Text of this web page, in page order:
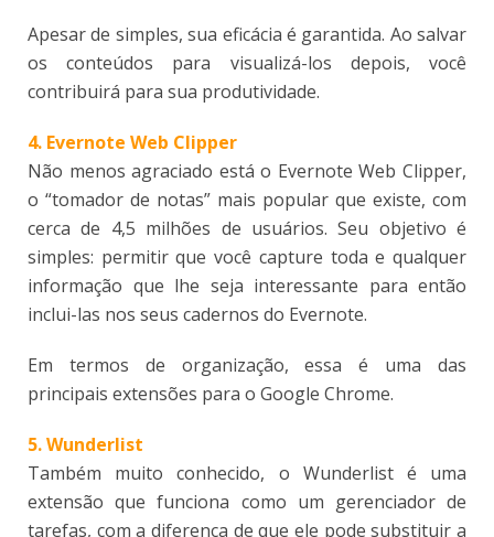
Apesar de simples, sua eficácia é garantida. Ao salvar
os conteúdos para visualizá-los depois, você
contribuirá para sua produtividade.
4. Evernote Web Clipper
Não menos agraciado está o Evernote Web Clipper,
o “tomador de notas” mais popular que existe, com
cerca de 4,5 milhões de usuários. Seu objetivo é
simples: permitir que você capture toda e qualquer
informação que lhe seja interessante para então
inclui-las nos seus cadernos do Evernote.
Em termos de organização, essa é uma das
principais extensões para o Google Chrome.
5. Wunderlist
Também muito conhecido, o Wunderlist é uma
extensão que funciona como um gerenciador de
tarefas, com a diferença de que ele pode substituir a